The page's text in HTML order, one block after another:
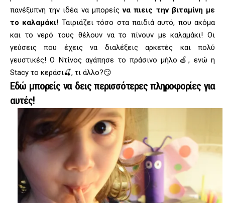
πανέξυπνη την ιδέα να μπορείςνα πιεις την βιταμίνη με
το καλαμάκι! Ταιριάζει τόσο στα παιδιά αυτό, που ακόμα
και το νερό τους θέλουν να το πίνουν με καλαμάκι! Οι
γεύσεις που έχεις να διαλέξεις αρκετές και πολύ
γευστικές! Ο Ντίνος αγάπησε το πράσινο μήλο🍏, ενώ η
Stacy το κεράσι🍒, τι άλλο?😏
Εδώ μπορείς να δεις περισσότερες πληροφορίες για
αυτές!